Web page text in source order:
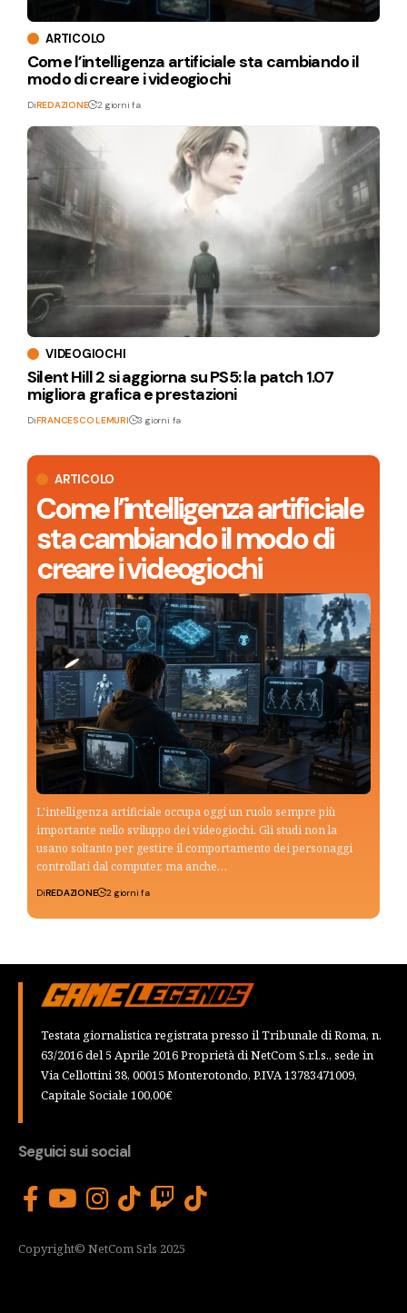
ARTICOLO
Come l’intelligenza artificiale
sta cambiando il modo di
creare i videogiochi
L'intelligenza artificiale occupa oggi un ruolo sempre più
importante nello sviluppo dei videogiochi. Gli studi non la
usano soltanto per gestire il comportamento dei personaggi
controllati dal computer, ma anche…
DiREDAZIONE 2 giorni fa
ARTICOLO
Come l’intelligenza artificiale sta cambiando il
modo di creare i videogiochi
DiREDAZIONE 2 giorni fa
VIDEOGIOCHI
Silent Hill 2 si aggiorna su PS5: la patch 1.07
migliora grafica e prestazioni
DiFRANCESCO LEMURI 3 giorni fa
Testata giornalistica registrata presso il Tribunale di Roma, n.
63/2016 del 5 Aprile 2016 Proprietà di NetCom S.r.l.s., sede in
Via Cellottini 38, 00015 Monterotondo, P.IVA 13783471009,
Capitale Sociale 100,00€
Seguici sui social
Copyright© NetCom Srls 2025